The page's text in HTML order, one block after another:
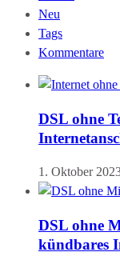
Neu
Tags
Kommentare
DSL ohne
1. Oktober
DSL ohne
kündbares